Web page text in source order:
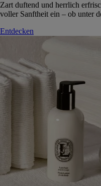
Zart duftend und herrlich
voller Sanftheit ein – ob unter
Entdecken